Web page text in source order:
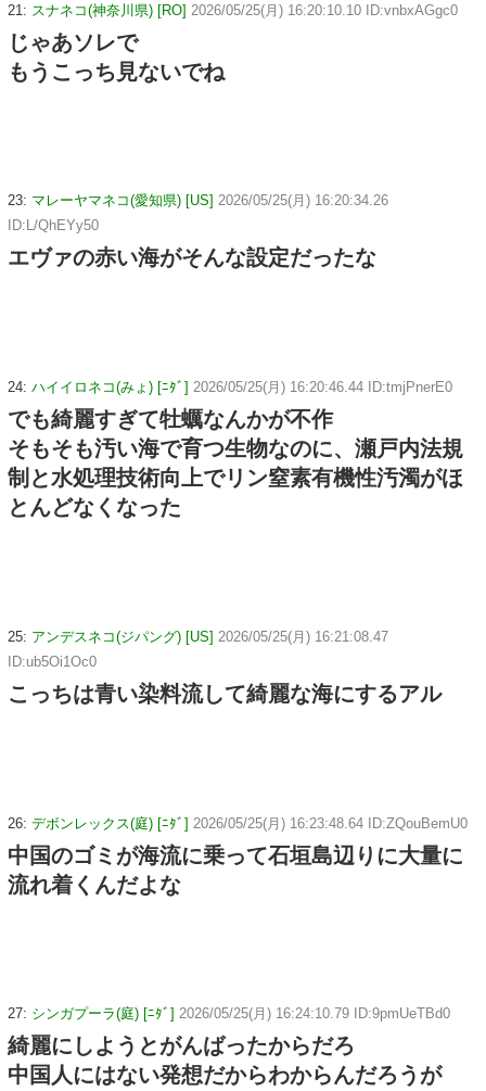
21: スナネコ(神奈川県) [RO] 2026/05/25(月) 16:20:10.10 ID:vnbxAGgc0
じゃあソレで
もうこっち見ないでね
23: マレーヤマネコ(愛知県) [US] 2026/05/25(月) 16:20:34.26
ID:L/QhEYy50
エヴァの赤い海がそんな設定だったな
24: ハイイロネコ(みょ) [ﾆﾀﾞ] 2026/05/25(月) 16:20:46.44 ID:tmjPnerE0
でも綺麗すぎて牡蠣なんかが不作
そもそも汚い海で育つ生物なのに、瀬戸内法規
制と水処理技術向上でリン窒素有機性汚濁がほ
とんどなくなった
25: アンデスネコ(ジパング) [US] 2026/05/25(月) 16:21:08.47
ID:ub5Oi1Oc0
こっちは青い染料流して綺麗な海にするアル
26: デボンレックス(庭) [ﾆﾀﾞ] 2026/05/25(月) 16:23:48.64 ID:ZQouBemU0
中国のゴミが海流に乗って石垣島辺りに大量に
流れ着くんだよな
27: シンガプーラ(庭) [ﾆﾀﾞ] 2026/05/25(月) 16:24:10.79 ID:9pmUeTBd0
綺麗にしようとがんばったからだろ
中国人にはない発想だからわからんだろうが